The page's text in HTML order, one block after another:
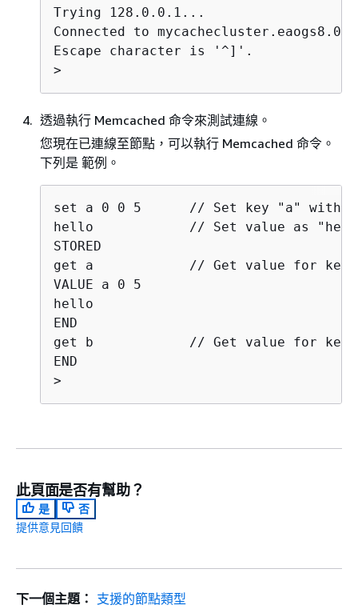
Trying 128.0.0.1...
Connected to
Escape character is '^]'.
>
透過執行 Memcached 命令來測試連線。
您現在已連線至節點，可以執行 Memcached 命令。
下列是 範例。
set a 0 0 5      // Set key "a" with
hello            // Set value as
STORED
get a            // Get value for key
VALUE a 0 5
hello
END
get b            // Get value for key
END
>
此頁面是否有幫助？
是
否
提供意見回饋
下一個主題： 支援的節點類型